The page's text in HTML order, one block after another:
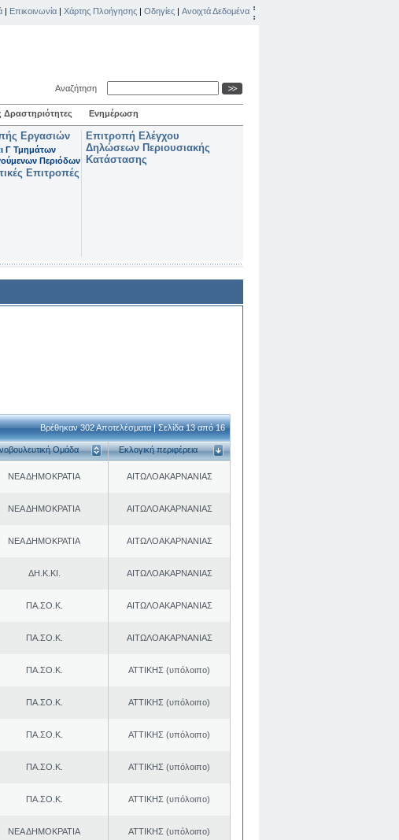
| Επικοινωνία | Χάρτης Πλοήγησης | Οδηγίες | Ανοιχτά Δεδομένα
Αναζήτηση
Δραστηριότητες Ενημέρωση
Εργασιών
Γ Τμημάτων
Περιόδων
Επιτροπές
Επιτροπή Ελέγχου
Δηλώσεων Περιουσιακής
Κατάστασης
Βρέθηκαν 302 Αποτελέσματα | Σελίδα 13 από 16
Ομάδα Εκλογική περιφέρεια
ΝΕΑ ΔΗΜΟΚΡΑΤΙΑ ΑΙΤΩΛΟΑΚΑΡΝΑΝΙΑΣ
ΝΕΑ ΔΗΜΟΚΡΑΤΙΑ ΑΙΤΩΛΟΑΚΑΡΝΑΝΙΑΣ
ΝΕΑ ΔΗΜΟΚΡΑΤΙΑ ΑΙΤΩΛΟΑΚΑΡΝΑΝΙΑΣ
ΔΗ.Κ.ΚΙ. ΑΙΤΩΛΟΑΚΑΡΝΑΝΙΑΣ
ΠΑ.ΣΟ.Κ. ΑΙΤΩΛΟΑΚΑΡΝΑΝΙΑΣ
ΠΑ.ΣΟ.Κ. ΑΙΤΩΛΟΑΚΑΡΝΑΝΙΑΣ
ΠΑ.ΣΟ.Κ. ΑΤΤΙΚΗΣ (υπόλοιπο)
ΠΑ.ΣΟ.Κ. ΑΤΤΙΚΗΣ (υπόλοιπο)
ΠΑ.ΣΟ.Κ. ΑΤΤΙΚΗΣ (υπόλοιπο)
ΠΑ.ΣΟ.Κ. ΑΤΤΙΚΗΣ (υπόλοιπο)
ΠΑ.ΣΟ.Κ. ΑΤΤΙΚΗΣ (υπόλοιπο)
ΝΕΑ ΔΗΜΟΚΡΑΤΙΑ ΑΤΤΙΚΗΣ (υπόλοιπο)